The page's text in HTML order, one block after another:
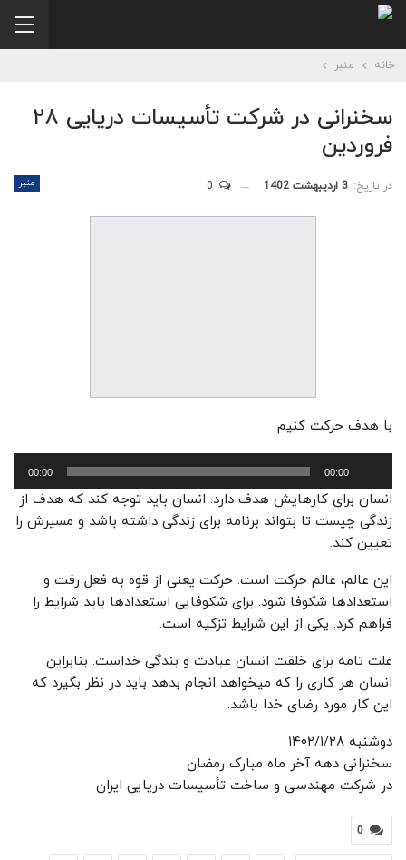
خانه منبر
سخنرانی در شرکت تأسیسات دریایی ۲۸
فروردین
منبر در تاریخ: 3 اردیبهشت 1402
با هدف حرکت کنیم
00:00
00:00
انسان برای کارهایش هدف دارد. انسان باید توجه کند که هدف از
زندگی چیست تا بتواند برنامه برای زندگی داشته باشد و مسیرش را
تعیین کند.
این عالم، عالم حرکت است. حرکت یعنی از قوه به فعل رفت و
استعدادها شکوفا شود. برای شکوفایی استعدادها باید شرایط را
فراهم کرد. یکی از این شرایط تزکیه است.
علت تامه برای خلقت انسان عبادت و بندگی خداست. بنابراین
انسان هر کاری را که میخواهد انجام بدهد باید در نظر بگیرد که
این کار مورد رضای خدا باشد.
دوشنبه ۱۴۰۲/۱/۲۸
سخنرانی دهه آخر ماه مبارک رمضان
در شرکت مهندسی و ساخت تأسیسات دریایی ایران
0